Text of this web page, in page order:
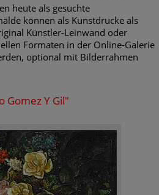
heute als gesuchte
können als Kunstdrucke als
Künstler-Leinwand oder
Formaten in der Online-Galerie
optional mit Bilderrahmen
Gomez Y Gil"